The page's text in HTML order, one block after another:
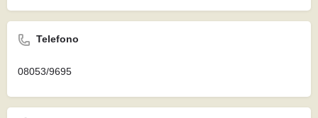
Telefono
08053/9695